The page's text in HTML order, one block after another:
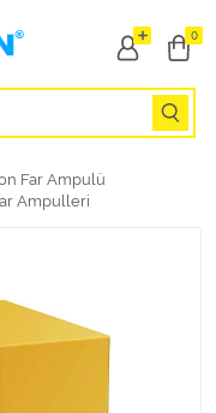
0
Far Ampulü
Ampulleri